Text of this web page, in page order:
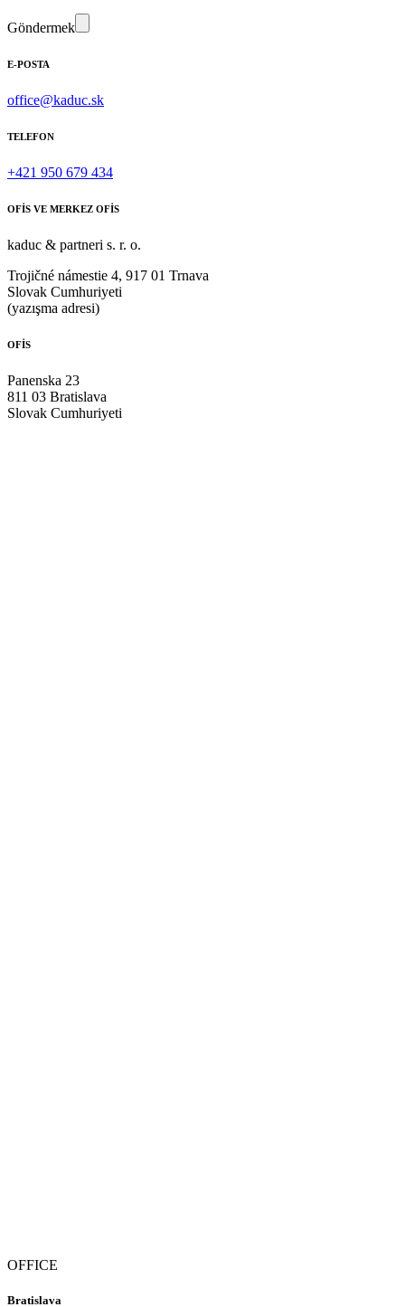
Göndermek
E-POSTA
office@kaduc.sk
TELEFON
+421 950 679 434
OFİS VE MERKEZ OFİS
kaduc & partneri s. r. o.
Trojičné námestie 4, 917 01 Trnava
Slovak Cumhuriyeti
(yazışma adresi)
OFİS
Panenska 23
811 03 Bratislava
Slovak Cumhuriyeti
OFFICE
Bratislava